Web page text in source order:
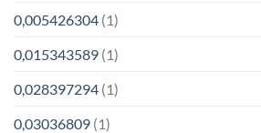
0,005426304 (1)
0,015343589 (1)
0,028397294 (1)
0,03036809 (1)